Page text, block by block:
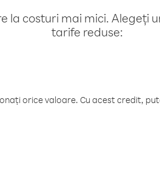
la costuri mai mici. Alegeți
tarife reduse:
orice valoare. Cu acest credit,